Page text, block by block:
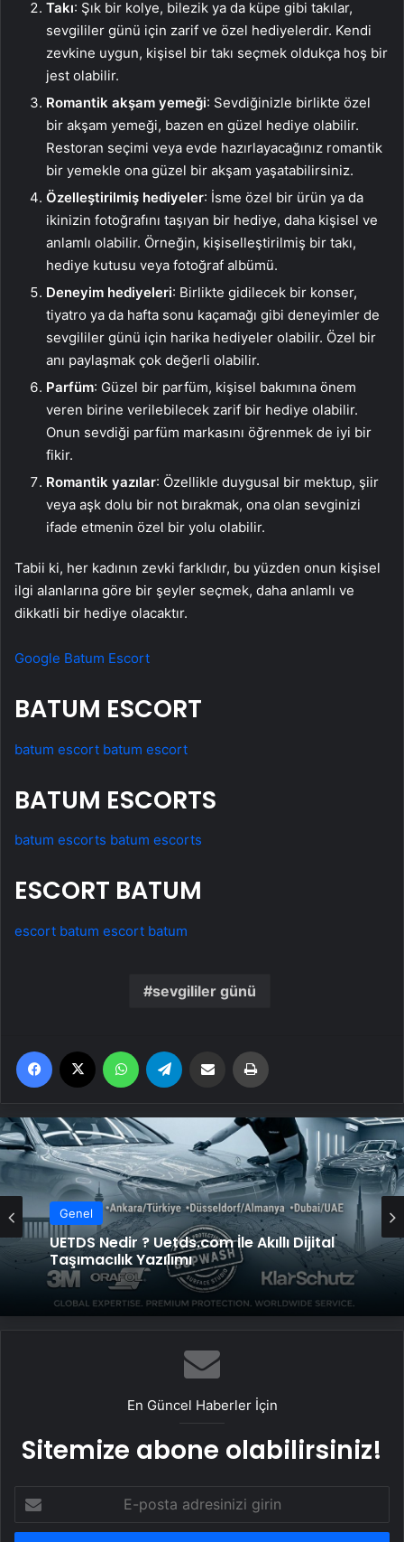
Takı: Şık bir kolye, bilezik ya da küpe gibi takılar,
sevgililer günü için zarif ve özel hediyelerdir. Kendi
zevkine uygun, kişisel bir takı seçmek oldukça hoş bir
jest olabilir.
Romantik akşam yemeği: Sevdiğinizle birlikte özel
bir akşam yemeği, bazen en güzel hediye olabilir.
Restoran seçimi veya evde hazırlayacağınız romantik
bir yemekle ona güzel bir akşam yaşatabilirsiniz.
Özelleştirilmiş hediyeler: İsme özel bir ürün ya da
ikinizin fotoğrafını taşıyan bir hediye, daha kişisel ve
anlamlı olabilir. Örneğin, kişiselleştirilmiş bir takı,
hediye kutusu veya fotoğraf albümü.
Deneyim hediyeleri: Birlikte gidilecek bir konser,
tiyatro ya da hafta sonu kaçamağı gibi deneyimler de
sevgililer günü için harika hediyeler olabilir. Özel bir
anı paylaşmak çok değerli olabilir.
Parfüm: Güzel bir parfüm, kişisel bakımına önem
veren birine verilebilecek zarif bir hediye olabilir.
Onun sevdiği parfüm markasını öğrenmek de iyi bir
fikir.
Romantik yazılar: Özellikle duygusal bir mektup, şiir
veya aşk dolu bir not bırakmak, ona olan sevginizi
ifade etmenin özel bir yolu olabilir.
Tabii ki, her kadının zevki farklıdır, bu yüzden onun kişisel
ilgi alanlarına göre bir şeyler seçmek, daha anlamlı ve
dikkatli bir hediye olacaktır.
Google Batum Escort
BATUM ESCORT
batum escort batum escort
BATUM ESCORTS
batum escorts batum escorts
ESCORT BATUM
escort batum escort batum
sevgililer günü
Facebook WhatsApp Email'den paylaş
Genel
UETDS Nedir ? Uetds.com İle Akıllı Dijital
Taşımacılık Yazılımı
En Güncel Haberler İçin
Sitemize abone olabilirsiniz!
posta
adresinizi